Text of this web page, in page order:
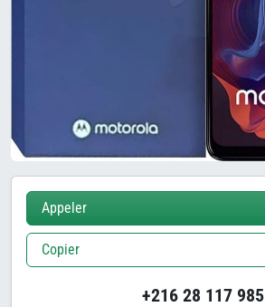
Appeler
Copier
+216 28 117 985